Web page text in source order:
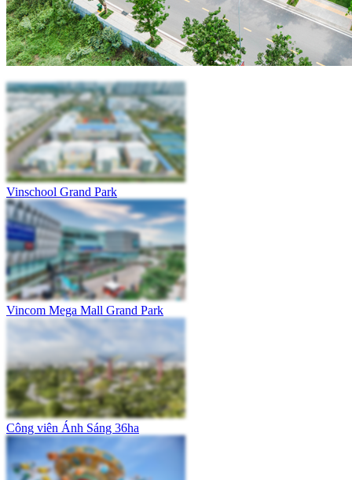
Vinschool Grand Park
Vincom Mega Mall Grand Park
Công viên Ánh Sáng 36ha